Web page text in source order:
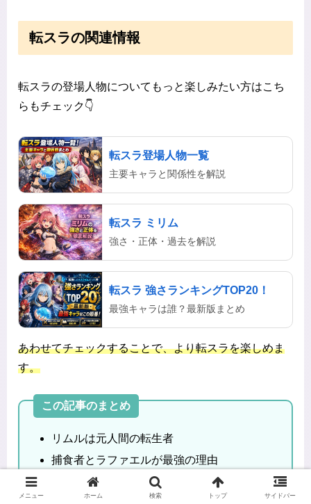
転スラの関連情報
転スラの登場人物についてもっと楽しみたい方はこち
らもチェック👇
転スラ登場人物一覧
主要キャラと関係性を解説
転スラ ミリム
強さ・正体・過去を解説
転スラ 強さランキングTOP20！
最強キャラは誰？最新版まとめ
あわせてチェックすることで、より転スラを楽しめま
す。
この記事のまとめ
リムルは元人間の転生者
捕食者とラファエルが最強の理由
魔王化で別次元の強さへ
メニュー ホーム 検索 トップ サイドバー